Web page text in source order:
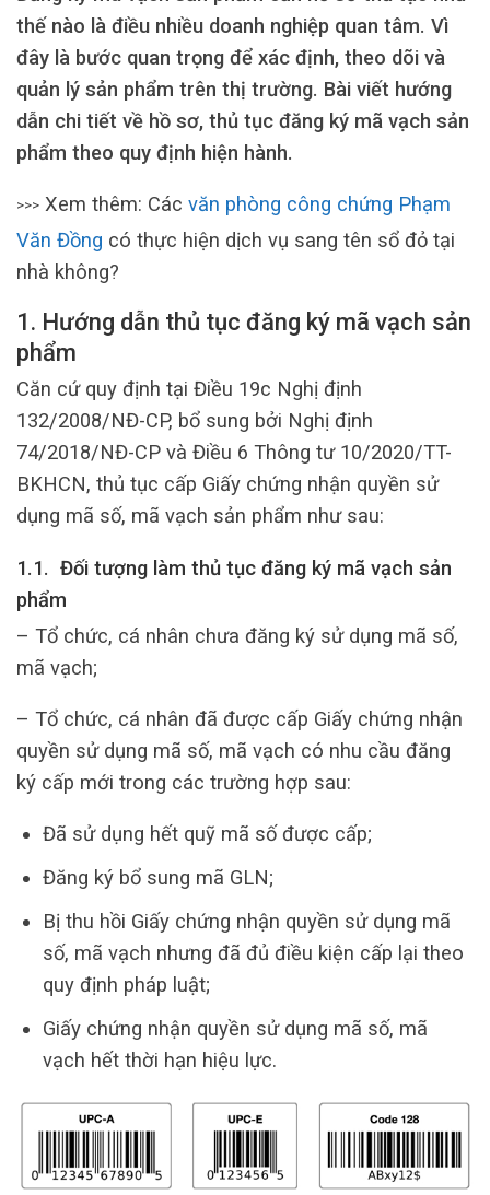
thế nào là điều nhiều doanh nghiệp quan tâm. Vì
đây là bước quan trọng để xác định, theo dõi và
quản lý sản phẩm trên thị trường. Bài viết hướng
dẫn chi tiết về hồ sơ, thủ tục đăng ký mã vạch sản
phẩm theo quy định hiện hành.
>>> Xem thêm: Các văn phòng công chứng Phạm
Văn Đồng có thực hiện dịch vụ sang tên sổ đỏ tại
nhà không?
1. Hướng dẫn thủ tục đăng ký mã vạch sản
phẩm
Căn cứ quy định tại Điều 19c Nghị định
132/2008/NĐ-CP, bổ sung bởi Nghị định
74/2018/NĐ-CP và Điều 6 Thông tư 10/2020/TT-
BKHCN, thủ tục cấp Giấy chứng nhận quyền sử
dụng mã số, mã vạch sản phẩm như sau:
1.1. Đối tượng làm thủ tục đăng ký mã vạch sản
phẩm
– Tổ chức, cá nhân chưa đăng ký sử dụng mã số,
mã vạch;
– Tổ chức, cá nhân đã được cấp Giấy chứng nhận
quyền sử dụng mã số, mã vạch có nhu cầu đăng
ký cấp mới trong các trường hợp sau:
Đã sử dụng hết quỹ mã số được cấp;
Đăng ký bổ sung mã GLN;
Bị thu hồi Giấy chứng nhận quyền sử dụng mã
số, mã vạch nhưng đã đủ điều kiện cấp lại theo
quy định pháp luật;
Giấy chứng nhận quyền sử dụng mã số, mã
vạch hết thời hạn hiệu lực.